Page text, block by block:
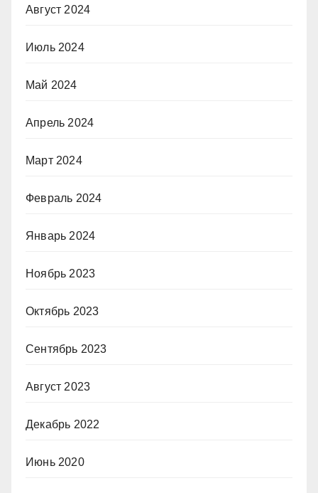
Август 2024
Июль 2024
Май 2024
Апрель 2024
Март 2024
Февраль 2024
Январь 2024
Ноябрь 2023
Октябрь 2023
Сентябрь 2023
Август 2023
Декабрь 2022
Июнь 2020